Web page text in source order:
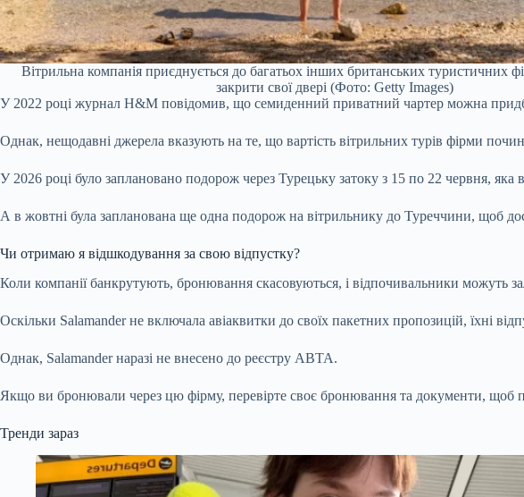
Вітрильна компанія приєднується до багатьох інших британських туристичних
закрити свої двері (Фото: Getty Images)
У 2022 році журнал H&M повідомив, що семиденний приватний чартер можна
Однак, нещодавні джерела вказують на те, що вартість вітрильних турів фірми
У 2026 році було заплановано подорож через Турецьку затоку з 15 по 22 червня,
А в жовтні була запланована ще одна подорож на вітрильнику до Туреччини, щоб
Чи отримаю я відшкодування за свою відпустку?
Коли компанії банкрутують, бронювання скасовуються, і відпочивальники можуть
Оскільки Salamander не включала авіаквитки до своїх пакетних пропозицій, їхні
Однак, Salamander наразі не внесено до реєстру ABTA.
Якщо ви бронювали через цю фірму, перевірте своє бронювання та документи, щоб
Тренди зараз